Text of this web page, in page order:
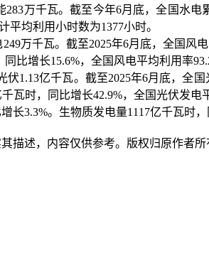
万千瓦。截至今年6月底，全国水电
均利用小时数为1377小时。
万千瓦。截至2025年6月底，全国风
比增长15.6%，全国风电平均利用率
1.13亿千瓦。截至2025年6月底，全
瓦时，同比增长42.9%，全国光伏发电
3.3%。生物质发电量1117亿千瓦时，
描述，内容仅供参考。版权归原作者